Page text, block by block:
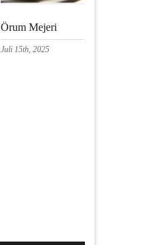
Örum Mejeri
Juli 15th, 2025